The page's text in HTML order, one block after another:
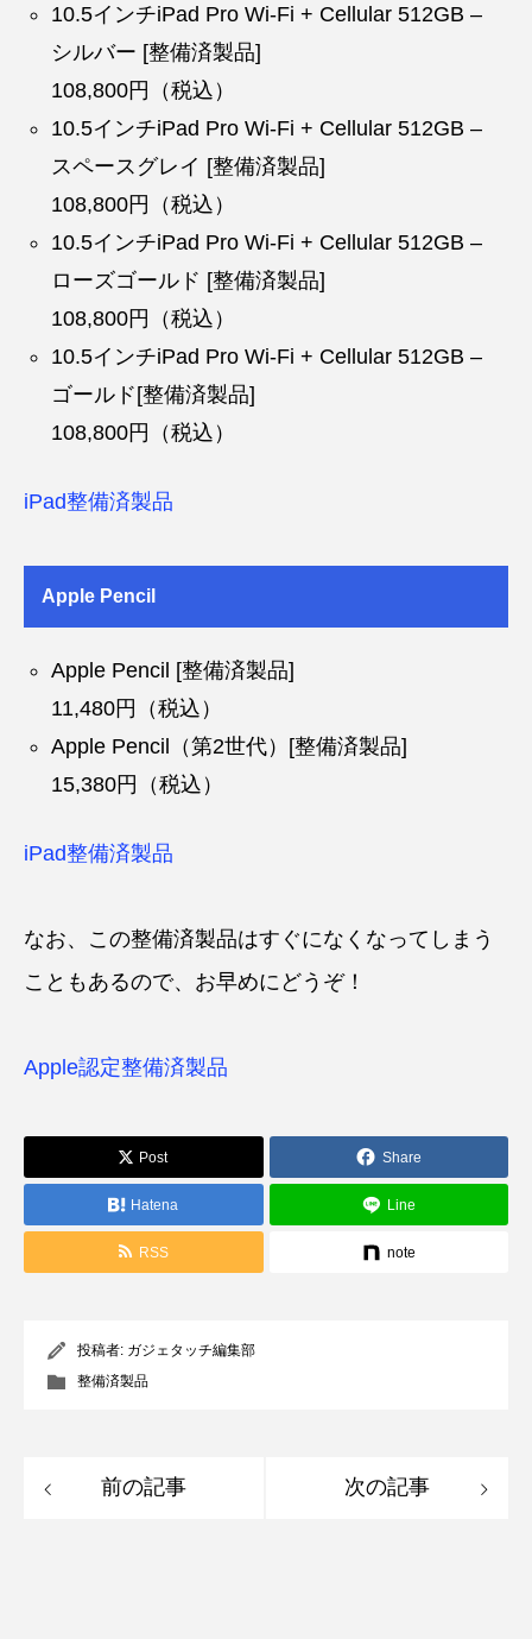
10.5インチiPad Pro Wi-Fi + Cellular 512GB –
シルバー [整備済製品]
108,800円（税込）
10.5インチiPad Pro Wi-Fi + Cellular 512GB –
スペースグレイ [整備済製品]
108,800円（税込）
10.5インチiPad Pro Wi-Fi + Cellular 512GB –
ローズゴールド [整備済製品]
108,800円（税込）
10.5インチiPad Pro Wi-Fi + Cellular 512GB –
ゴールド[整備済製品]
108,800円（税込）
iPad整備済製品
Apple Pencil
Apple Pencil [整備済製品]
11,480円（税込）
Apple Pencil（第2世代）[整備済製品]
15,380円（税込）
iPad整備済製品
なお、この整備済製品はすぐになくなってしまう
こともあるので、お早めにどうぞ！
Apple認定整備済製品
Post Share
Hatena Line
RSS note
投稿者: ガジェタッチ編集部
整備済製品
前の記事 次の記事